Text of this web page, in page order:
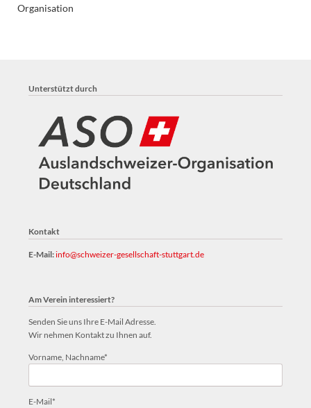
Organisation
Unterstützt durch
Kontakt
E-Mail:info@schweizer-gesellschaft-stuttgart.de
Am Verein interessiert?
Senden Sie uns Ihre E-Mail Adresse.
Wir nehmen Kontakt zu Ihnen auf.
Pflichtfeld
Vorname, Nachname*
Pflichtfeld
E-Mail*